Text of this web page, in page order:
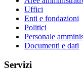
Uffici
Enti e fondazioni
Politici
Personale
Documenti e dati
Servizi